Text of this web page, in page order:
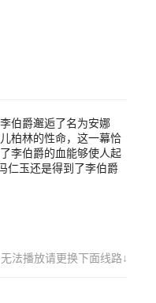
伯爵。所幸李伯爵
伯爵邂逅了名为安娜
柏林的性命，这一幕恰
李伯爵的血能够使人起
仁玉还是得到了李伯爵
无法播放请更换下面线路↓